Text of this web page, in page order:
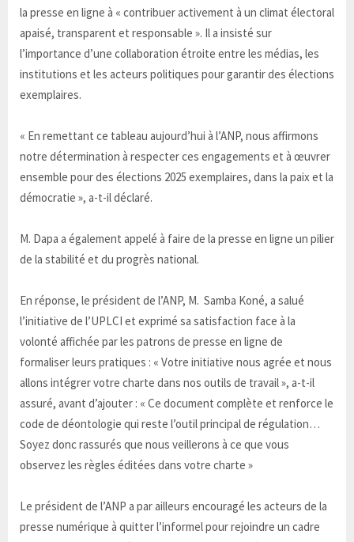
la presse en ligne à « contribuer activement à un climat électoral
apaisé, transparent et responsable ». Il a insisté sur
l’importance d’une collaboration étroite entre les médias, les
institutions et les acteurs politiques pour garantir des élections
exemplaires.
« En remettant ce tableau aujourd’hui à l’ANP, nous affirmons
notre détermination à respecter ces engagements et à œuvrer
ensemble pour des élections 2025 exemplaires, dans la paix et la
démocratie », a-t-il déclaré.
M. Dapa a également appelé à faire de la presse en ligne un pilier
de la stabilité et du progrès national.
En réponse, le président de l’ANP, M. Samba Koné, a salué
l’initiative de l’UPLCI et exprimé sa satisfaction face à la
volonté affichée par les patrons de presse en ligne de
formaliser leurs pratiques : « Votre initiative nous agrée et nous
allons intégrer votre charte dans nos outils de travail », a-t-il
assuré, avant d’ajouter : « Ce document complète et renforce le
code de déontologie qui reste l’outil principal de régulation…
Soyez donc rassurés que nous veillerons à ce que vous
observez les règles éditées dans votre charte »
Le président de l’ANP a par ailleurs encouragé les acteurs de la
presse numérique à quitter l’informel pour rejoindre un cadre